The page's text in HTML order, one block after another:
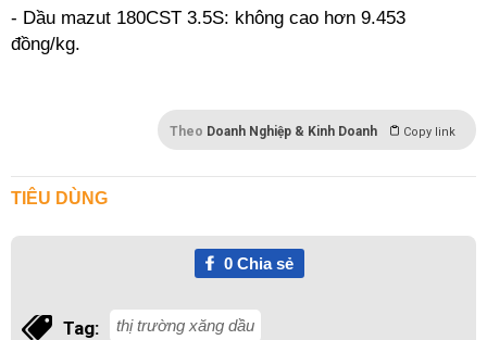
- Dầu mazut 180CST 3.5S: không cao hơn 9.453
đồng/kg.
Theo Doanh Nghiệp & Kinh Doanh Copy link
TIÊU DÙNG
0Chia sẻ
Tag: thị trường xăng dầu